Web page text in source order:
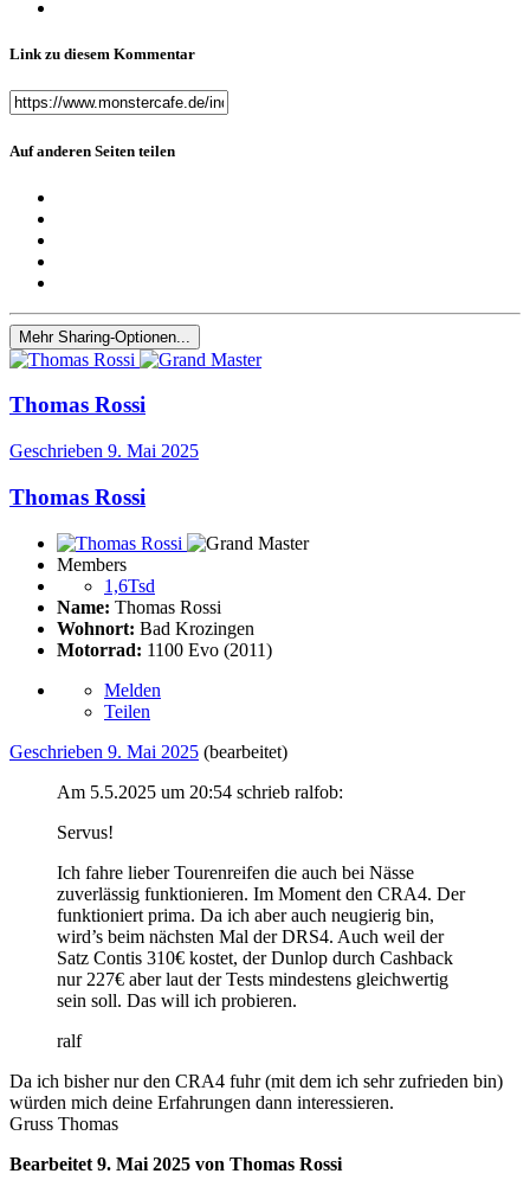
Link zu diesem Kommentar
Auf anderen Seiten teilen
Mehr Sharing-Optionen...
Thomas Rossi
Geschrieben 9. Mai 2025
Thomas Rossi
Members
1,6Tsd
Name: Thomas Rossi
Wohnort: Bad Krozingen
Motorrad: 1100 Evo (2011)
Melden
Teilen
Geschrieben 9. Mai 2025 (bearbeitet)
Am 5.5.2025 um 20:54 schrieb ralfob:
Servus!
Ich fahre lieber Tourenreifen die auch bei Nässe
zuverlässig funktionieren. Im Moment den CRA4. Der
funktioniert prima. Da ich aber auch neugierig bin,
wird’s beim nächsten Mal der DRS4. Auch weil der
Satz Contis 310€ kostet, der Dunlop durch Cashback
nur 227€ aber laut der Tests mindestens gleichwertig
sein soll. Das will ich probieren.
ralf
Da ich bisher nur den CRA4 fuhr (mit dem ich sehr zufrieden bin)
würden mich deine Erfahrungen dann interessieren.
Gruss Thomas
Bearbeitet 9. Mai 2025 von Thomas Rossi